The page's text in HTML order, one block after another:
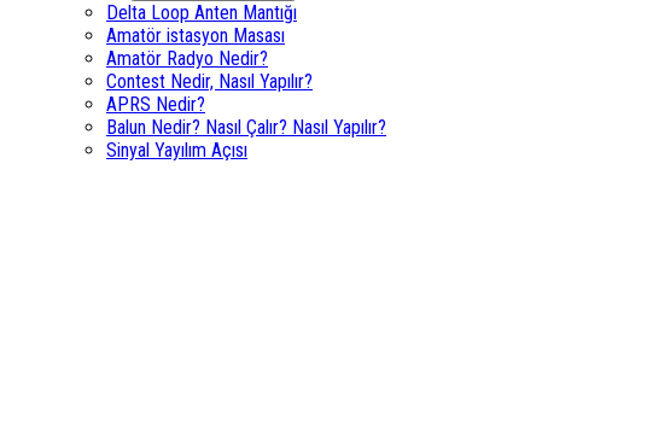
Delta Loop Anten Mantığı
Amatör istasyon Masası
Amatör Radyo Nedir?
Contest Nedir, Nasıl Yapılır?
APRS Nedir?
Balun Nedir? Nasıl Çalır? Nasıl Yapılır?
Sinyal Yayılım Açısı